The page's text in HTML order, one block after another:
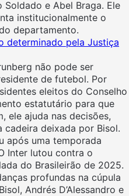
e Abel Braga. Ele
institucionalmente o
departamento.
determinado pela Justiça
não pode ser
de futebol. Por
eleitos do Conselho
estatutário para que
ele ajuda nas decisões,
cadeira deixada por Bisol.
após uma temporada
Inter lutou contra o
do Brasileirão de 2025.
profundas na cúpula
Andrés D’Alessandro e